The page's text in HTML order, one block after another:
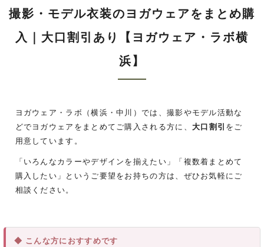
撮影・モデル衣装のヨガウェアをまとめ購
入｜大口割引あり【ヨガウェア・ラボ横
浜】
ヨガウェア・ラボ（横浜・中川）では、撮影やモデル活動な
どでヨガウェアをまとめてご購入される方に、 大口割引 をご
用意しています。
「いろんなカラーやデザインを揃えたい」「複数着まとめて
購入したい」というご要望をお持ちの方は、ぜひお気軽にご
相談ください。
◆ こんな方におすすめです